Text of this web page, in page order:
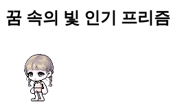
6
꿈 속의 빛
5,113
꿈 속의 빛 인기 프리즘